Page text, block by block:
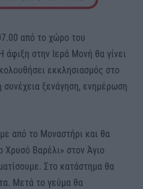
από το χώρο του
στην Ιερά Μονή θα γίνει
εκκλησιασμός στο
ξενάγηση, ενημέρωση
από το Μοναστήρι και θα
Χρυσό Βαρέλι» στον Άγιο
Στο κατάστημα θα
Μετά το γεύμα θα